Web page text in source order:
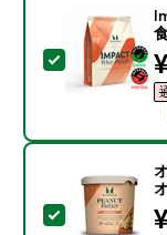
この商品を
この商品を